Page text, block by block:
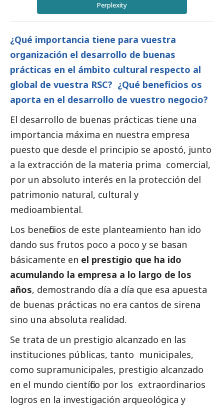
Perplexity
¿Qué importancia tiene para vuestra
organización el desarrollo de buenas
prácticas en el ámbito cultural respecto al
global de vuestra RSC? ¿Qué beneficios os
aporta en el desarrollo de vuestro negocio?
El desarrollo de buenas prácticas tiene una
importancia máxima en nuestra empresa
puesto que desde el principio se apostó, junto
a la extracción de la materia prima comercial,
por un absoluto interés en la protección del
patrimonio natural, cultural y
medioambiental.
Los beneficios de este planteamiento han ido
dando sus frutos poco a poco y se basan
básicamente en el prestigio que ha ido
acumulando la empresa a lo largo de los
años, demostrando día a día que esa apuesta
de buenas prácticas no era cantos de sirena
sino una absoluta realidad.
Se trata de un prestigio alcanzado en las
instituciones públicas, tanto municipales,
como supramunicipales, prestigio alcanzado
en el mundo científico por los extraordinarios
logros en la investigación arqueológica y